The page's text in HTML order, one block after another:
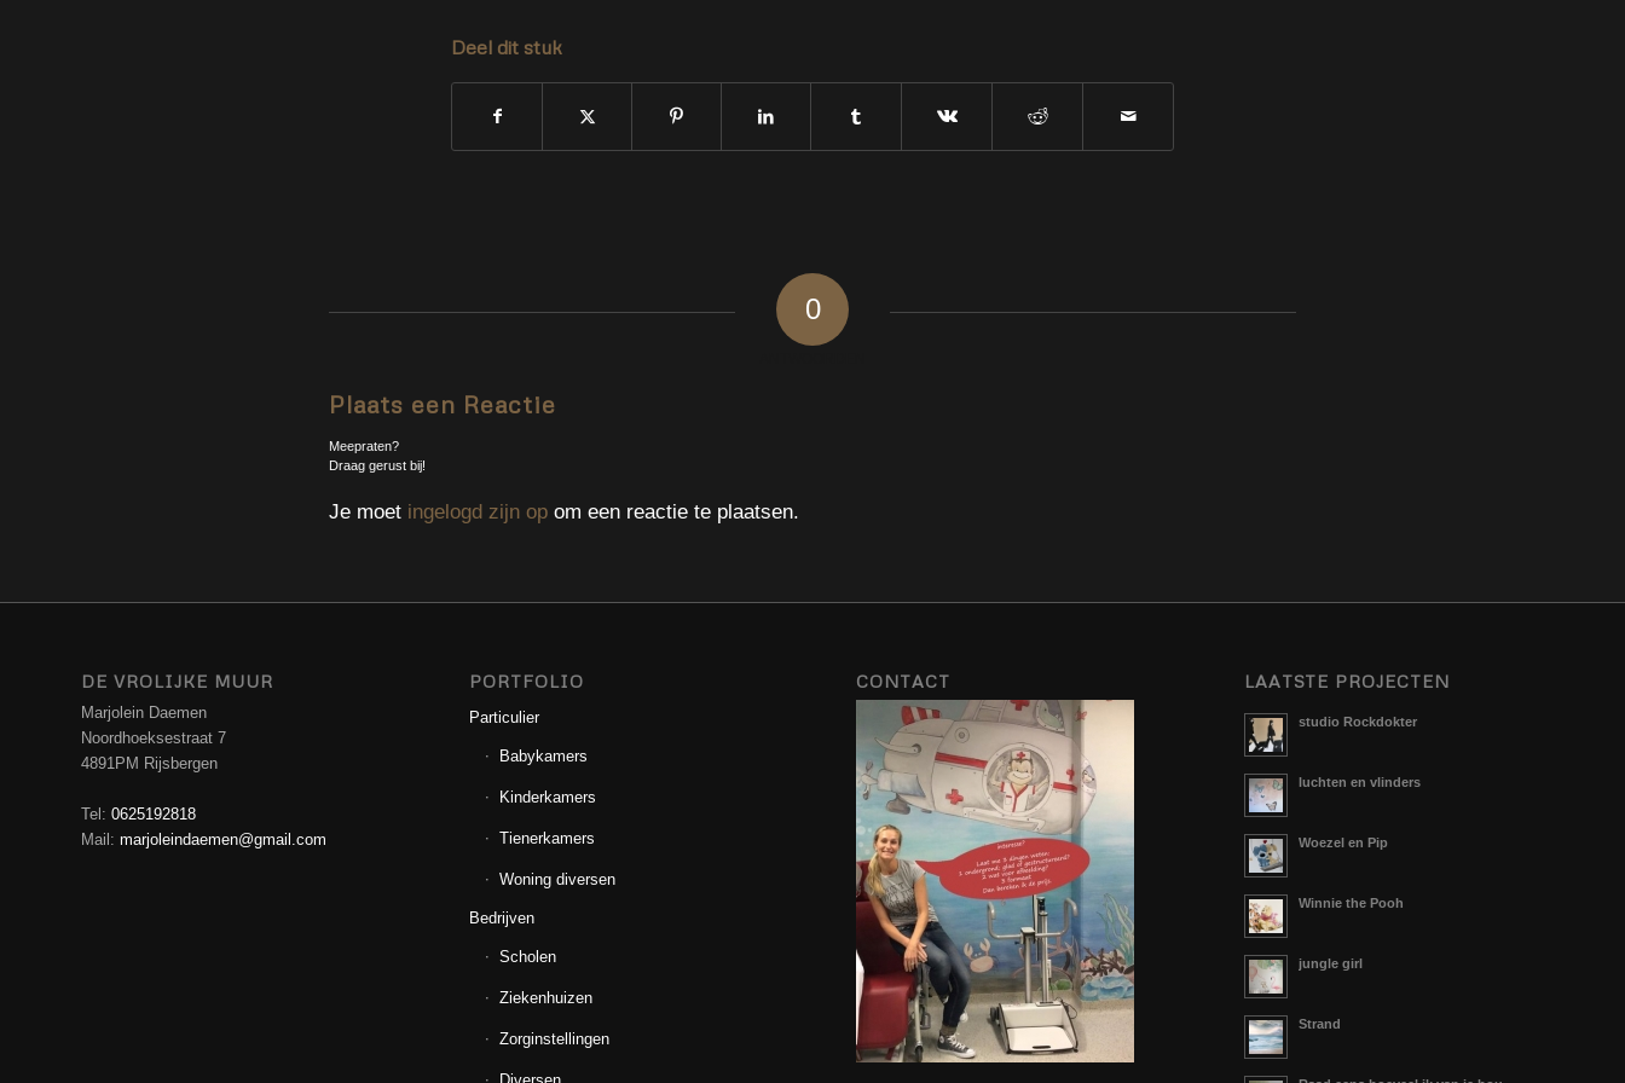
Deel dit stuk
0
Plaats een Reactie
Meepraten?
Draag gerust bij!
Je moet ingelogd zijn op om een reactie te plaatsen.
DE VROLIJKE MUUR
Marjolein Daemen
Noordhoeksestraat 7
4891PM Rijsbergen
Tel: 0625192818
Mail: marjoleindaemen@gmail.com
PORTFOLIO
Particulier
Babykamers
Kinderkamers
Tienerkamers
Woning diversen
Bedrijven
Scholen
Ziekenhuizen
Zorginstellingen
CONTACT LAATSTE PROJECTEN
studio Rockdokter
luchten en vlinders
Woezel en Pip
Winnie the Pooh
jungle girl
Strand